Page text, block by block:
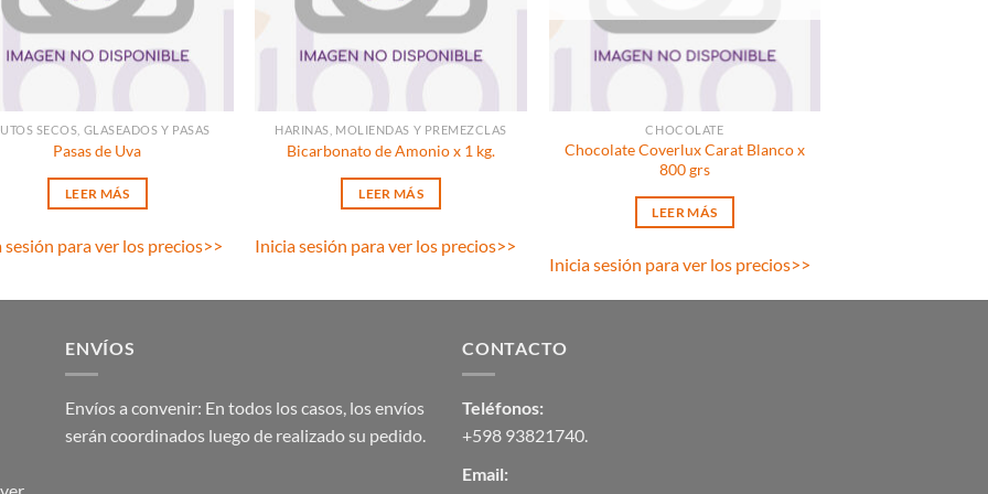
SECOS, GLASEADOS Y PASAS
Pasas de Uva
LEER MÁS
sesión para ver los precios>>
HARINAS, MOLIENDAS Y PREMEZCLAS
Bicarbonato de Amonio x 1 kg.
LEER MÁS
Inicia sesión para ver los precios>>
CHOCOLATE
Chocolate Coverlux Carat Blanco x
800 grs
LEER MÁS
Inicia sesión para ver los precios>>
ENVÍOS
Envíos a convenir: En todos los casos, los envíos
serán coordinados luego de realizado su pedido.
CONTACTO
Teléfonos:
+598 93821740.
Email: